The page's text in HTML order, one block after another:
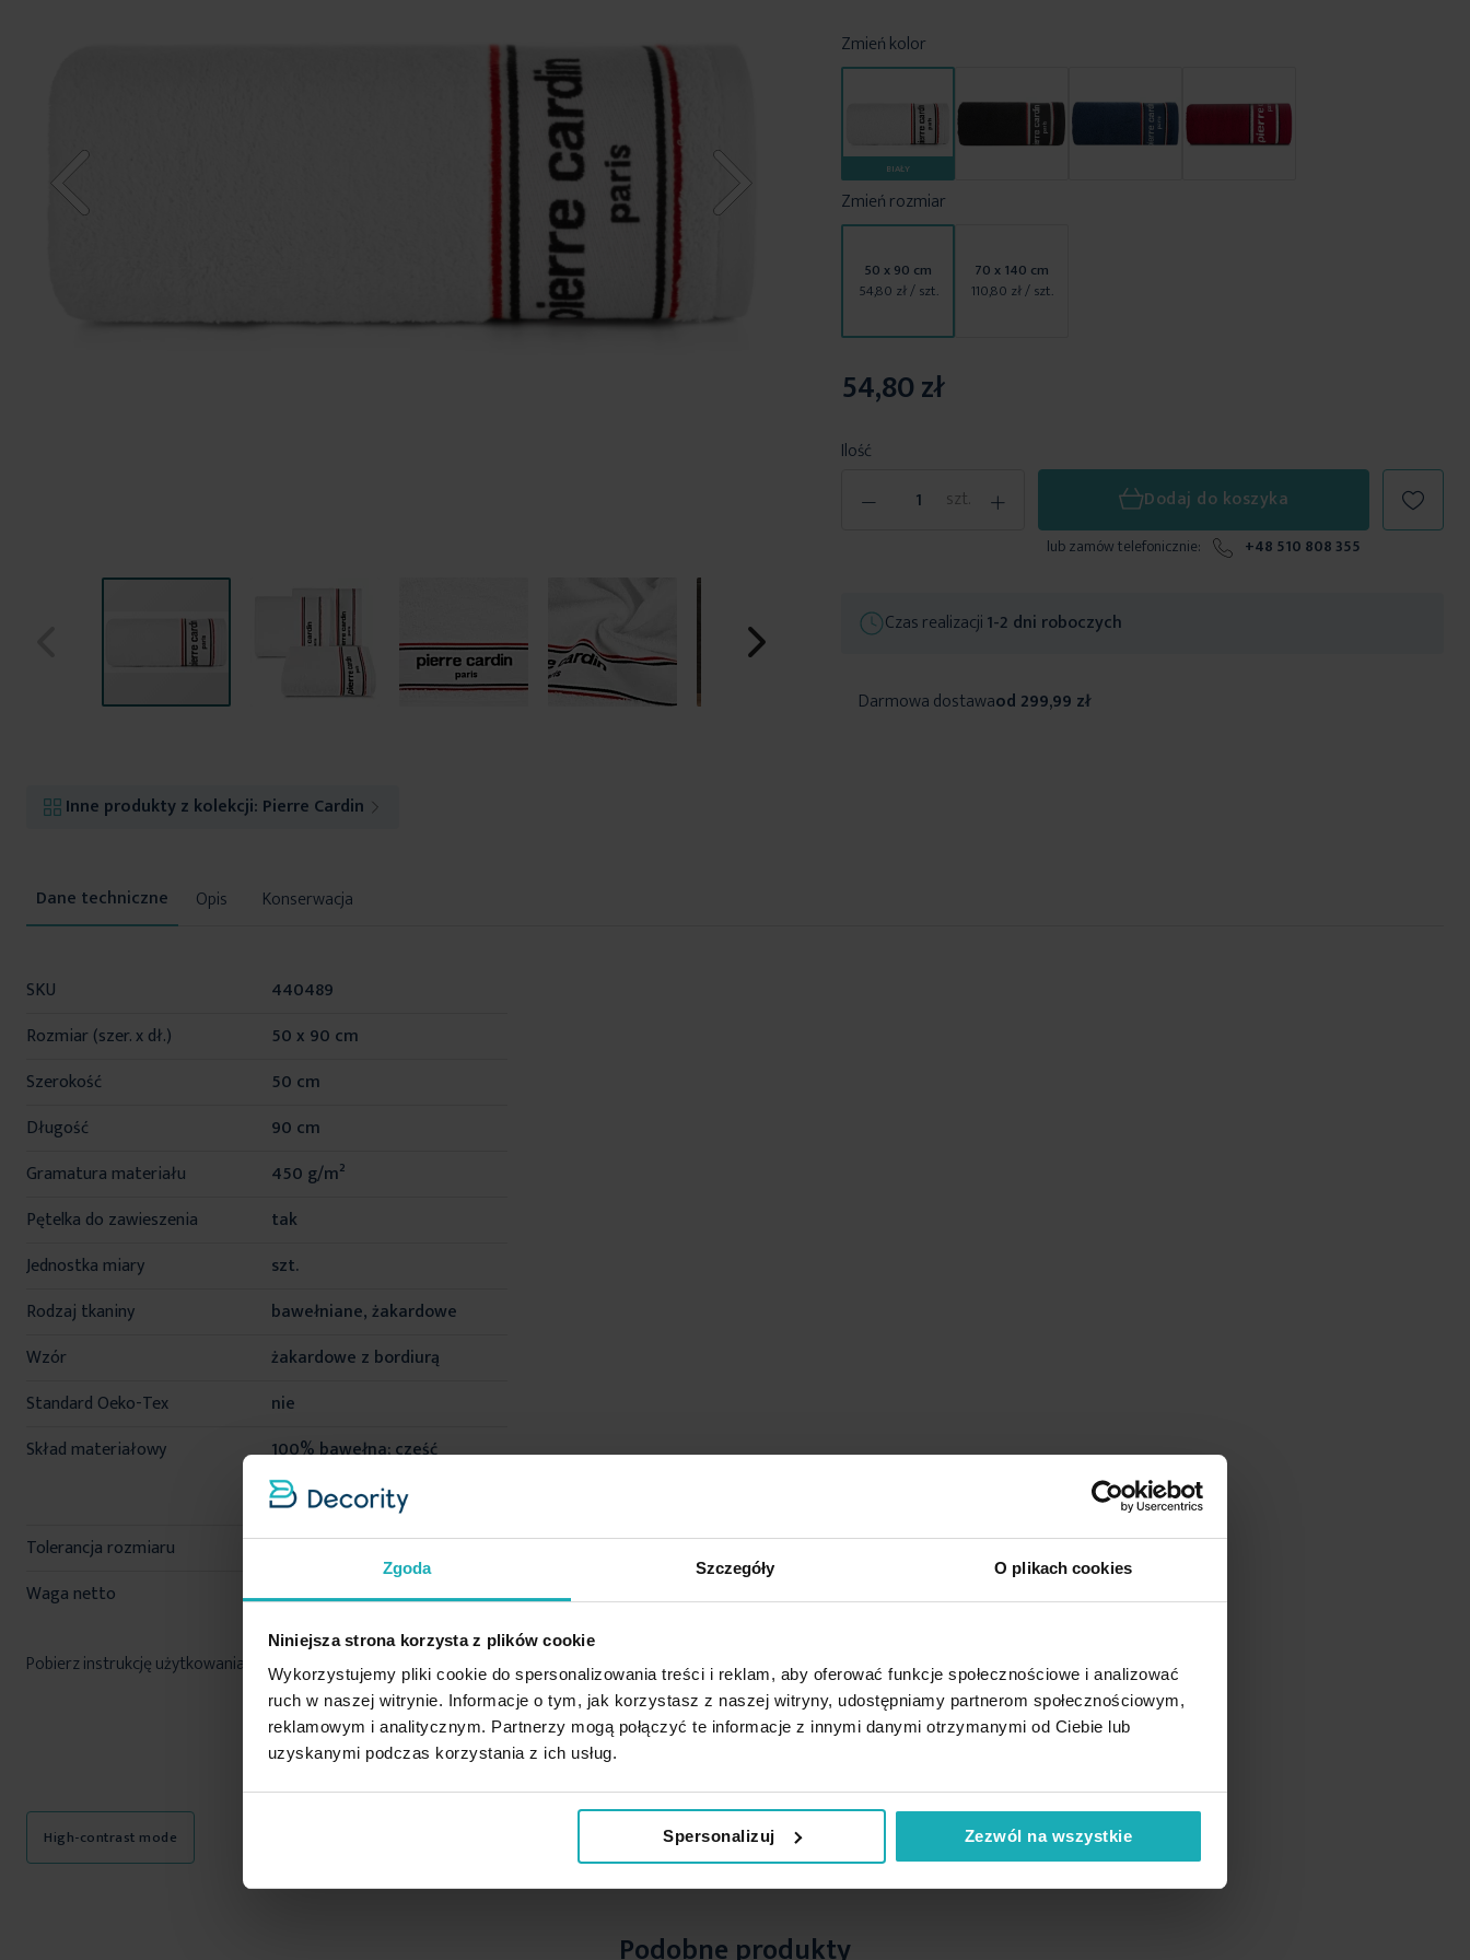
Zgoda Szczegóły O plikach cookies
Niniejsza strona korzysta z plików cookie
Wykorzystujemy pliki cookie do spersonalizowania treści i reklam, aby oferować funkcje społecznościowe i analizować
ruch w naszej witrynie. Informacje o tym, jak korzystasz z naszej witryny, udostępniamy partnerom społecznościowym,
reklamowym i analitycznym. Partnerzy mogą połączyć te informacje z innymi danymi otrzymanymi od Ciebie lub
uzyskanymi podczas korzystania z ich usług.
Spersonalizuj Zezwól na wszystkie
galerii
Zmień kolor
BIAŁY
Zmień rozmiar
50 x 90 cm
54,80 zł/ szt.
70 x 140 cm
110,80 zł/ szt.
Ilość
- szt. +
54,80 zł
Dodaj do koszyka
lub zamów telefonicznie: +48 510 808 355
Czas realizacji1-2 dni roboczych
Darmowa dostawaod 299,99 zł
Inne produkty z kolekcji: Pierre Cardin
Opis Konserwacja
Więcej
SKU
440489
Rozmiar (szer. x dł.)
50 x 90 cm
Szerokość
50 cm
Długość
90 cm
Gramatura materiału
450 g/m²
Pętelka do zawieszenia
tak
Jednostka miary
szt.
Rodzaj tkaniny
bawełniane, żakardowe
Wzór
żakardowe z bordiurą
Standard Oeko-Tex
nie
Skład materiałowy
100% bawełna; cześć
ozdobna: 64% bawełna, 36%
poliester
Tolerancja rozmiaru
3%
Waga netto
194 g
Pobierz instrukcję użytkowania i bezpieczeństwa produktu
High-contrast mode